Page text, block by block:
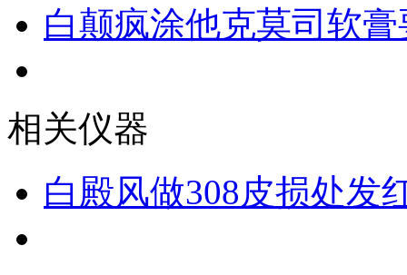
白颠疯涂他克莫司软
相关仪器
白殿风做308皮损处发